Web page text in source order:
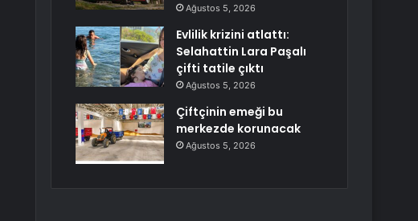
Ağustos 5, 2026
Evlilik krizini atlattı:
Selahattin Lara Paşalı
çifti tatile çıktı
Ağustos 5, 2026
Çiftçinin emeği bu
merkezde korunacak
Ağustos 5, 2026